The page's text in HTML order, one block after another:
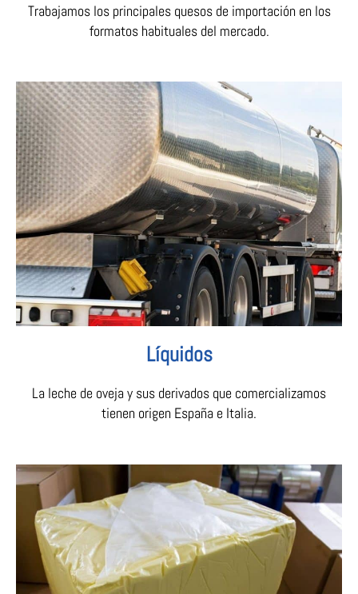
Trabajamos los principales quesos de importación en los
formatos habituales del mercado.
Líquidos
La leche de oveja y sus derivados que comercializamos
tienen origen España e Italia.